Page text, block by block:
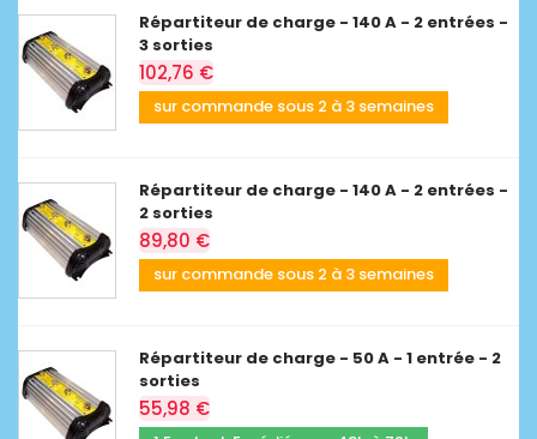
Répartiteur de charge - 140 A - 2 entrées -
3 sorties
102,76 €
sur commande sous 2 à 3 semaines
Répartiteur de charge - 140 A - 2 entrées -
2 sorties
89,80 €
sur commande sous 2 à 3 semaines
Répartiteur de charge - 50 A - 1 entrée - 2
sorties
55,98 €